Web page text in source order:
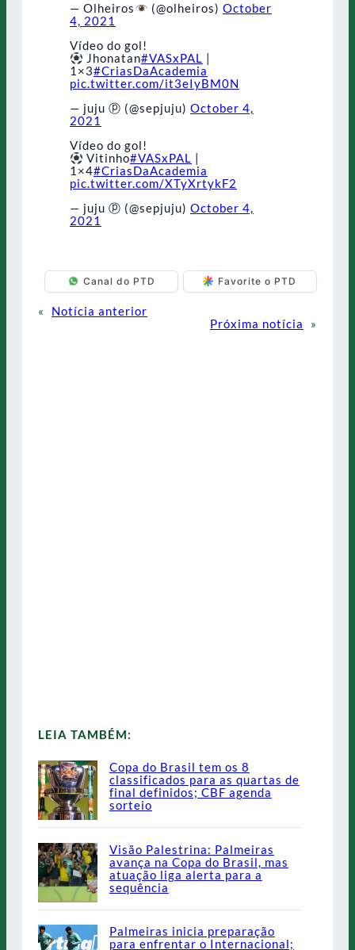
— Olheiros
(@olheiros) October
4, 2021
Vídeo do gol!
Jhonatan#VASxPAL |
1×3#CriasDaAcademia
pic.twitter.com/it3eIyBM0N
— juju ⓟ (@sepjuju) October 4,
2021
Vídeo do gol!
Vitinho#VASxPAL |
1×4#CriasDaAcademia
pic.twitter.com/XTyXrtykF2
— juju ⓟ (@sepjuju) October 4,
2021
Canal do PTD Favorite o PTD
«
Notícia anterior
Próxima notícia
»
LEIA TAMBÉM:
Copa do Brasil tem os 8
classificados para as quartas de
final definidos; CBF agenda
sorteio
Visão Palestrina: Palmeiras
avança na Copa do Brasil, mas
atuação liga alerta para a
sequência
Palmeiras inicia preparação
para enfrentar o Internacional;